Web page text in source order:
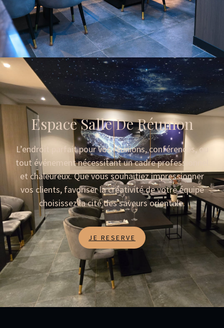
Espace Salle De Réunion
L’endroit parfait pour vos réunions, conférences, ou
tout événement nécessitant un cadre professionnel
et chaleureux. Que vous souhaitiez impressionner
vos clients, favoriser la créativité de votre équipe
choisissez la cité des saveurs orientale.
JE RESERVE